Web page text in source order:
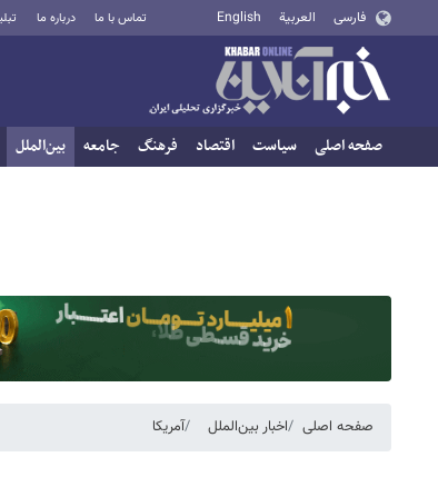
فارسی العربية English تماس با ما درباره ما
صفحه اصلی سیاست اقتصاد فرهنگ جامعه بین‌الملل
صفحه اصلی اخبار بین‌الملل آمریکا